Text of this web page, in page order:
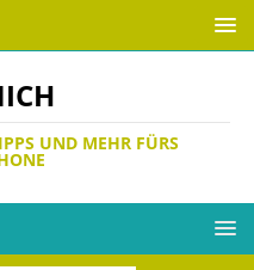
UND MEHR FÜRS